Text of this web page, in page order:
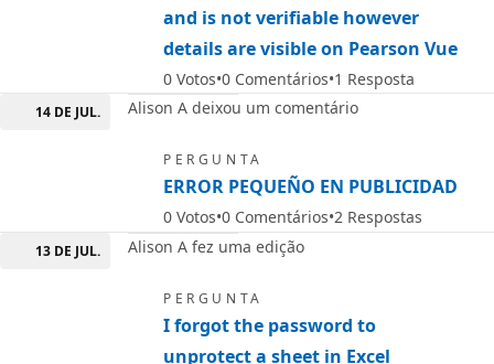
and is not verifiable however
details are visible on Pearson Vue
0 Votos 0 Comentários 1 Resposta
14 DE JUL. Alison A deixou um comentário
PERGUNTA
ERROR PEQUEÑO EN PUBLICIDAD
0 Votos 0 Comentários 2 Respostas
13 DE JUL. Alison A fez uma edição
PERGUNTA
I forgot the password to
unprotect a sheet in Excel